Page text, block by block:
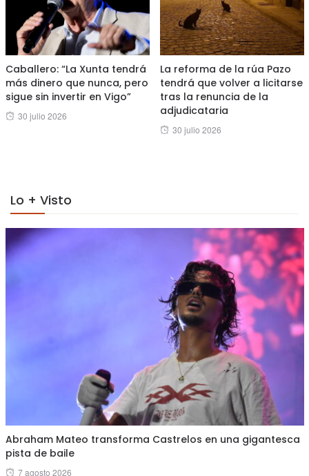
Caballero: “La Xunta tendrá
más dinero que nunca, pero
sigue sin invertir en Vigo”
Posted
30 julio 2026
La reforma de la rúa Pazo
tendrá que volver a licitarse
tras la renuncia de la
adjudicataria
Posted
30 julio 2026
Lo + Visto
Abraham Mateo transforma Castrelos en una gigantesca
pista de baile
Posted
7 agosto 2026